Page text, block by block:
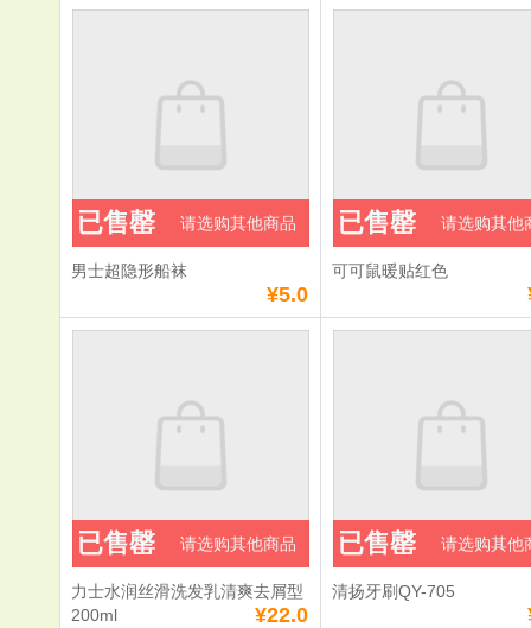
男士超隐形船袜
¥5.0
已售罄 请选购其他商品
可可鼠暖贴红色
已售罄 请选购其他
力士水润丝滑洗发乳清爽去屑型
200ml
¥22.0
已售罄 请选购其他商品
清扬牙刷QY-705
已售罄 请选购其他